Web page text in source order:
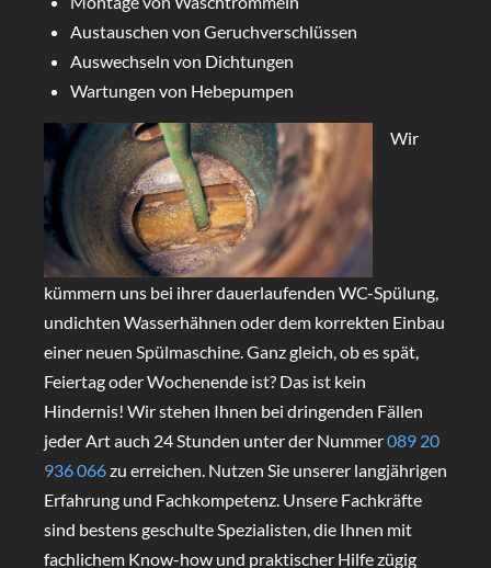
Austauschen von Geruchverschlüssen
Auswechseln von Dichtungen
Wartungen von Hebepumpen
Wir
kümmern uns bei ihrer dauerlaufenden WC-Spülung,
undichten Wasserhähnen oder dem korrekten Einbau
einer neuen Spülmaschine. Ganz gleich, ob es spät,
Feiertag oder Wochenende ist? Das ist kein
Hindernis! Wir stehen Ihnen bei dringenden Fällen
jeder Art auch 24 Stunden unter der Nummer089 20
936 066zu erreichen. Nutzen Sie unserer langjährigen
Erfahrung und Fachkompetenz. Unsere Fachkräfte
sind bestens geschulte Spezialisten, die Ihnen mit
fachlichem Know-how und praktischer Hilfe zügig